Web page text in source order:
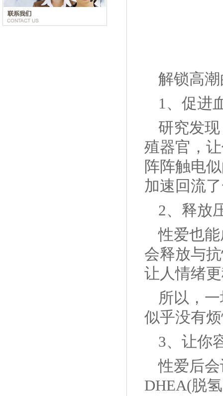
解锁高
1、促进
研究发
殖器官，
阵阵触电
加速回流
2、释放
性爱也
会释放与
让人情绪
所以，
似乎没有
3、让你
性爱后
DHEA(脱